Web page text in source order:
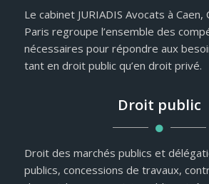
Le cabinet JURIADIS Avocats à
Paris regroupe l’ensemble des
nécessaires pour répondre aux
tant en droit public qu’en droit privé.
Droit public
Droit des marchés publics et
publics, concessions de travaux,